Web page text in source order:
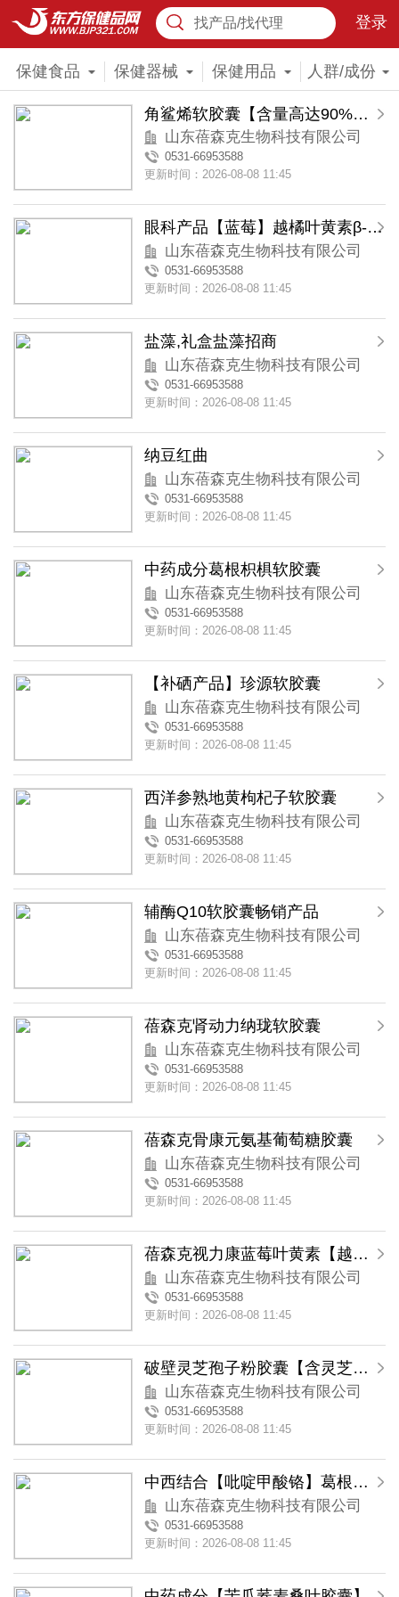
找产品/找代理 登录
保健食品 保健器械 保健用品 人群/成份
角鲨烯软胶囊【含量高达90%】礼盒装
山东蓓森克生物科技有限公司
0531-66953588
更新时间：2026-08-08 11:45
眼科产品【蓝莓】越橘叶黄素β-胡萝卜素胶囊
山东蓓森克生物科技有限公司
0531-66953588
更新时间：2026-08-08 11:45
盐藻,礼盒盐藻招商
山东蓓森克生物科技有限公司
0531-66953588
更新时间：2026-08-08 11:45
纳豆红曲
山东蓓森克生物科技有限公司
0531-66953588
更新时间：2026-08-08 11:45
中药成分葛根枳椇软胶囊
山东蓓森克生物科技有限公司
0531-66953588
更新时间：2026-08-08 11:45
【补硒产品】珍源软胶囊
山东蓓森克生物科技有限公司
0531-66953588
更新时间：2026-08-08 11:45
西洋参熟地黄枸杞子软胶囊
山东蓓森克生物科技有限公司
0531-66953588
更新时间：2026-08-08 11:45
辅酶Q10软胶囊畅销产品
山东蓓森克生物科技有限公司
0531-66953588
更新时间：2026-08-08 11:45
蓓森克肾动力纳珑软胶囊
山东蓓森克生物科技有限公司
0531-66953588
更新时间：2026-08-08 11:45
蓓森克骨康元氨基葡萄糖胶囊
山东蓓森克生物科技有限公司
0531-66953588
更新时间：2026-08-08 11:45
蓓森克视力康蓝莓叶黄素【越橘叶黄素】软胶囊
山东蓓森克生物科技有限公司
0531-66953588
更新时间：2026-08-08 11:45
破壁灵芝孢子粉胶囊【含灵芝三萜类物质】
山东蓓森克生物科技有限公司
0531-66953588
更新时间：2026-08-08 11:45
中西结合【吡啶甲酸铬】葛根苦瓜铬胶囊
山东蓓森克生物科技有限公司
0531-66953588
更新时间：2026-08-08 11:45